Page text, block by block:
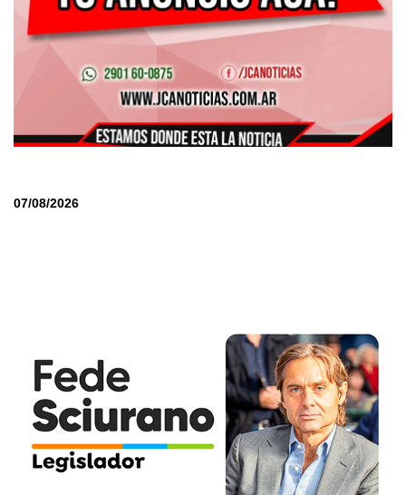
07/08/2026